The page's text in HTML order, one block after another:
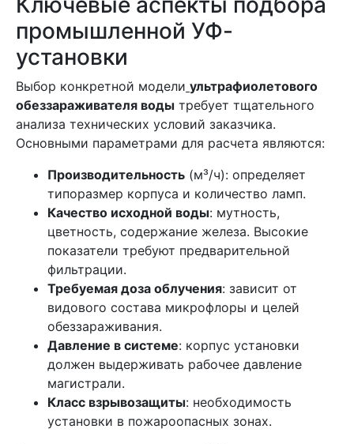
промышленной УФ-
установки
Выбор конкретной модели ультрафиолетового
обеззараживателя воды требует тщательного
анализа технических условий заказчика.
Основными параметрами для расчета являются:
Производительность (м³/ч): определяет
типоразмер корпуса и количество ламп.
Качество исходной воды: мутность,
цветность, содержание железа. Высокие
показатели требуют предварительной
фильтрации.
Требуемая доза облучения: зависит от
видового состава микрофлоры и целей
обеззараживания.
Давление в системе: корпус установки
должен выдерживать рабочее давление
магистрали.
Класс взрывозащиты: необходимость
установки в пожароопасных зонах.